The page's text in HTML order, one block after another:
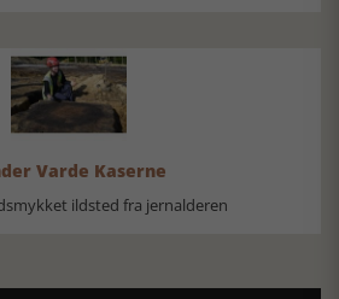
Varde Kaserne
ildsted fra jernalderen